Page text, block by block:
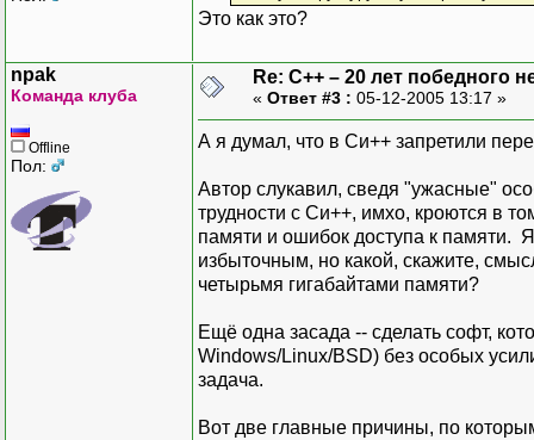
Это как это?
npak
Команда клуба
Offline
Пол:
Re: C++ – 20 лет победного
« Ответ #3 : 05-12-2005 13:17 »
А я думал, что в Си++ запретили
Автор слукавил, сведя "ужасные"
трудности с Си++, имхо, кроются в
памяти и ошибок доступа к памяти.
избыточным, но какой, скажите,
четырьмя гигабайтами памяти?
Ещё одна засада -- сделать софт,
Windows/Linux/BSD) без особых
задача.
Вот две главные причины, по